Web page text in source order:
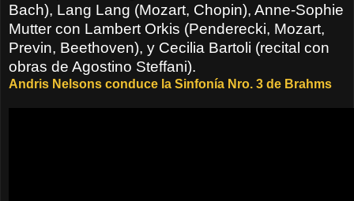
Bach), Lang Lang (Mozart, Chopin), Anne-Sophie
Mutter con Lambert Orkis (Penderecki, Mozart,
Previn, Beethoven), y Cecilia Bartoli (recital con
obras de Agostino Steffani).
Andris Nelsons conduce la Sinfonía Nro. 3 de Brahms